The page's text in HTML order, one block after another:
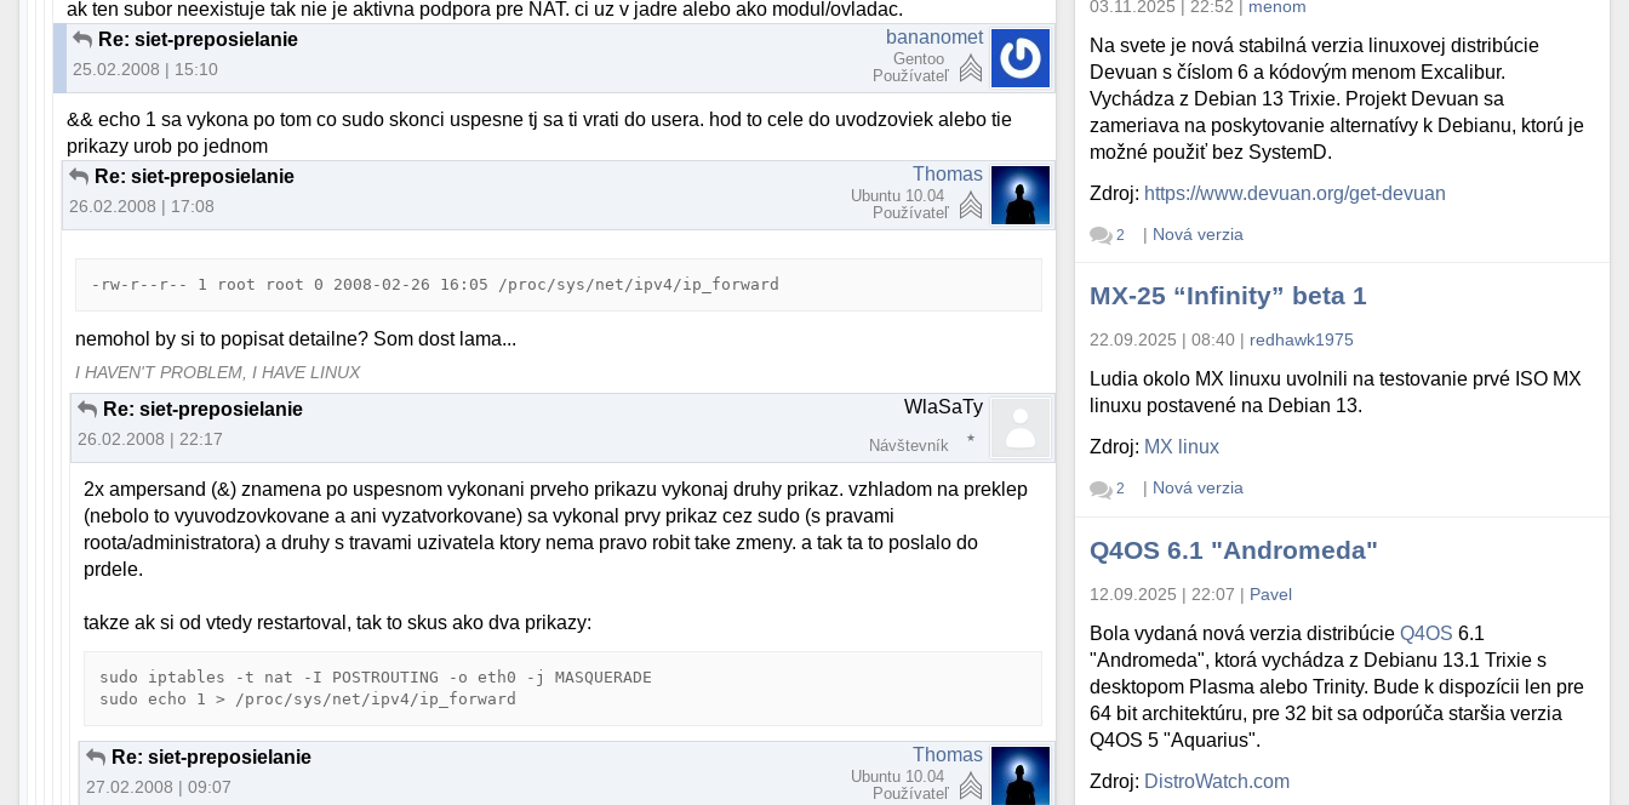
ak ten subor neexistuje tak nie je aktivna podpora pre NAT. ci uz v jadre alebo ako modul/ovladac.
Re: siet-preposielanie
25.02.2008 | 15:10
bananomet
Gentoo
Používateľ
&& echo 1 sa vykona po tom co sudo skonci uspesne tj sa ti vrati do usera. hod to cele do uvodzoviek alebo tie
prikazy urob po jednom
Re: siet-preposielanie
26.02.2008 | 17:08
Thomas
Ubuntu 10.04
Používateľ
nemohol by si to popisat detailne? Som dost lama...
I HAVEN'T PROBLEM, I HAVE LINUX
Re: siet-preposielanie
26.02.2008 | 22:17
WlaSaTy
Návštevník
2x ampersand (&) znamena po uspesnom vykonani prveho prikazu vykonaj druhy prikaz. vzhladom na preklep
(nebolo to vyuvodzovkovane a ani vyzatvorkovane) sa vykonal prvy prikaz cez sudo (s pravami
roota/administratora) a druhy s travami uzivatela ktory nema pravo robit take zmeny. a tak ta to poslalo do
prdele.
takze ak si od vtedy restartoval, tak to skus ako dva prikazy:
sudo iptables -t nat -I POSTROUTING -o eth0 -j MASQUERADE
Re: siet-preposielanie
27.02.2008 | 09:07
Thomas
Ubuntu 10.04
Používateľ
03.11.2025 | 22:52 | menom
Na svete je nová stabilná verzia linuxovej distribúcie
Devuan s číslom 6 a kódovým menom Excalibur.
Vychádza z Debian 13 Trixie. Projekt Devuan sa
zameriava na poskytovanie alternatívy k Debianu, ktorú je
možné použiť bez SystemD.
Zdroj: https://www.devuan.org/get-devuan
2 | Nová verzia
MX-25 “Infinity” beta 1
22.09.2025 | 08:40 | redhawk1975
Ludia okolo MX linuxu uvolnili na testovanie prvé ISO MX
linuxu postavené na Debian 13.
Zdroj: MX linux
2 | Nová verzia
Q4OS 6.1 "Andromeda"
12.09.2025 | 22:07 | Pavel
Bola vydaná nová verzia distribúcieQ4OS 6.1
"Andromeda", ktorá vychádza z Debianu 13.1 Trixie s
desktopom Plasma alebo Trinity. Bude k dispozícii len pre
64 bit architektúru, pre 32 bit sa odporúča staršia verzia
Q4OS 5 "Aquarius".
Zdroj: DistroWatch.com